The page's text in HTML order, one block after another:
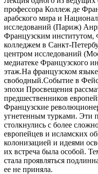
профессора Коллеж де
арабского мира и
исследований (Париж)
Французским институтом,
колледжем в Санкт-
центром исследований
медиатеке Французского
этаж.На французском
свободный.Событие в
эпохи Просвещения
предшественников
Французские
угнетенным турками. Эти
столкнулись с более
европейцев и исламских
колонизацией и идеями
их встреча была особой.
стала проявляться
ее не приняла.